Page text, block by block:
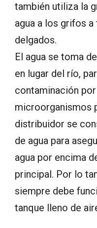
también utiliza la
agua a los grifos
delgados.
El agua se toma
en lugar del río,
contaminación
microorganismos
distribuidor se
de agua para
agua por encima
principal. Por lo
siempre debe
tanque lleno de